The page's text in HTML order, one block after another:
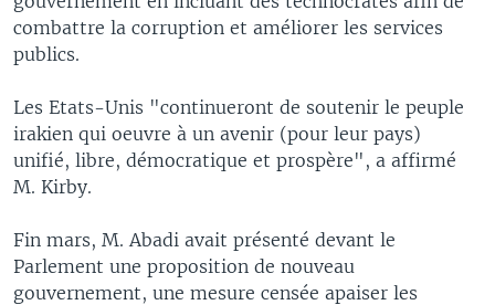
combattre la corruption et améliorer les services
publics.
Les Etats-Unis "continueront de soutenir le peuple
irakien qui oeuvre à un avenir (pour leur pays)
unifié, libre, démocratique et prospère", a affirmé
M. Kirby.
Fin mars, M. Abadi avait présenté devant le
Parlement une proposition de nouveau
gouvernement, une mesure censée apaiser les